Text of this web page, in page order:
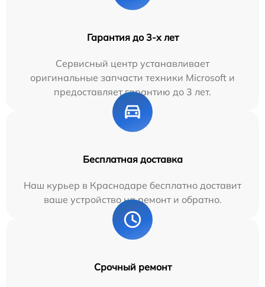
Гарантия до 3-х лет
Сервисный центр устанавливает
оригинальные запчасти техники Microsoft и
предоставляет гарантию до 3 лет.
Бесплатная доставка
Наш курьер в Краснодаре бесплатно доставит
ваше устройство на ремонт и обратно.
Срочный ремонт